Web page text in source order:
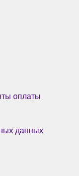
оплаты
данных